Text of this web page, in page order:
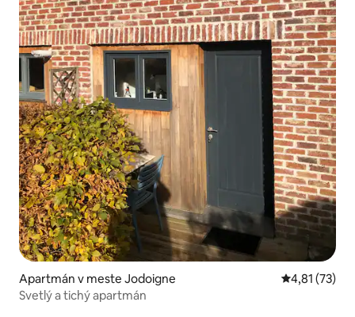
Apartmán v meste Jodoigne Priemerné
4,81 (73)
Svetlý a tichý apartmán